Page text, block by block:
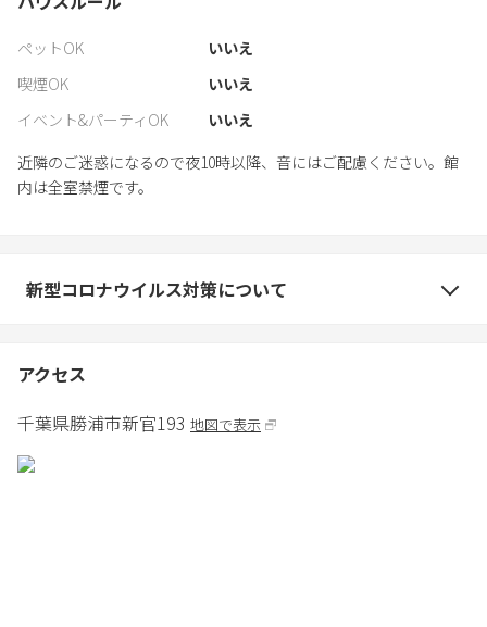
ペットOK
いいえ
喫煙OK
いいえ
イベント&パーティOK
いいえ
近隣のご迷惑になるので夜10時以降、音にはご配慮ください。館
内は全室禁煙です。
新型コロナウイルス対策について
アクセス
千葉県勝浦市新官193 地図で表示